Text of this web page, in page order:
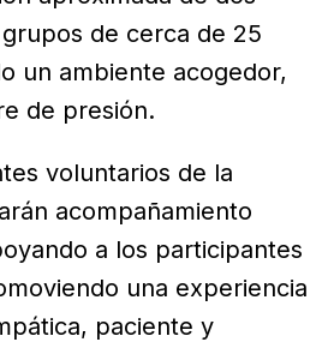
de cerca de 25
un ambiente acogedor,
de presión.
voluntarios de la
acompañamiento
a los participantes
una experiencia
paciente y